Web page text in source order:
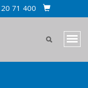
71 400
CART
MAIN
MENU